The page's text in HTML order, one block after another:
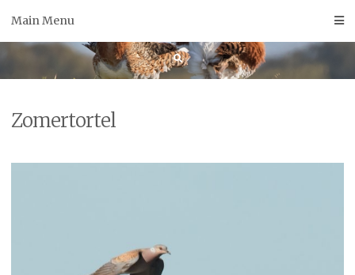
Main Menu
Zomertortel